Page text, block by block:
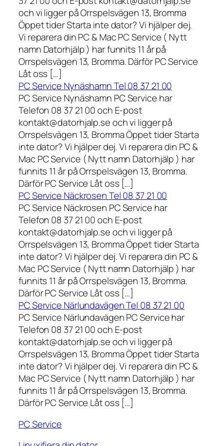
och vi ligger på Orrspelsvägen 13, Bromma
Öppet tider Starta inte dator? Vi hjälper dej.
Vi reparera din PC & Mac PC Service ( Nytt
namn Datorhjälp ) har funnits 11 år på
Orrspelsvägen 13, Bromma. Därför PC Service
Låt oss […]
PC Service Nynäshamn Tel 08 37 21 00
PC Service Nynäshamn PC Service har
Telefon 08 37 21 00 och E-post
kontakt@datorhjalp.se och vi ligger på
Orrspelsvägen 13, Bromma Öppet tider Starta
inte dator? Vi hjälper dej. Vi reparera din PC &
Mac PC Service ( Nytt namn Datorhjälp ) har
funnits 11 år på Orrspelsvägen 13, Bromma.
Därför PC Service Låt oss […]
PC Service Näckrosen Tel 08 37 21 00
PC Service Näckrosen PC Service har
Telefon 08 37 21 00 och E-post
kontakt@datorhjalp.se och vi ligger på
Orrspelsvägen 13, Bromma Öppet tider Starta
inte dator? Vi hjälper dej. Vi reparera din PC &
Mac PC Service ( Nytt namn Datorhjälp ) har
funnits 11 år på Orrspelsvägen 13, Bromma.
Därför PC Service Låt oss […]
PC Service Närlundavägen Tel 08 37 21 00
PC Service Närlundavägen PC Service har
Telefon 08 37 21 00 och E-post
kontakt@datorhjalp.se och vi ligger på
Orrspelsvägen 13, Bromma Öppet tider Starta
inte dator? Vi hjälper dej. Vi reparera din PC &
Mac PC Service ( Nytt namn Datorhjälp ) har
funnits 11 år på Orrspelsvägen 13, Bromma.
Därför PC Service Låt oss […]
PC Service